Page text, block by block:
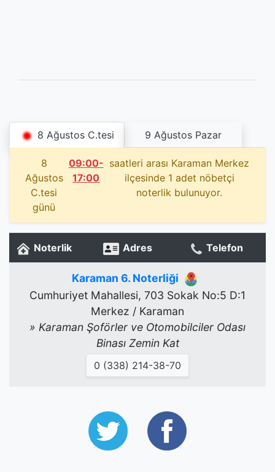
8 Ağustos C.tesi 9 Ağustos Pazar
8
Ağustos
C.tesi
günü
09:00-
17:00
saatleri arası Karaman Merkez
ilçesinde 1 adet nöbetçi
noterlik bulunuyor.
Noterlik Adres Telefon
Karaman 6. Noterliği
Cumhuriyet Mahallesi, 703 Sokak No:5 D:1
Merkez / Karaman
» Karaman Şoförler ve Otomobilciler Odası
Binası Zemin Kat
0 (338) 214-38-70